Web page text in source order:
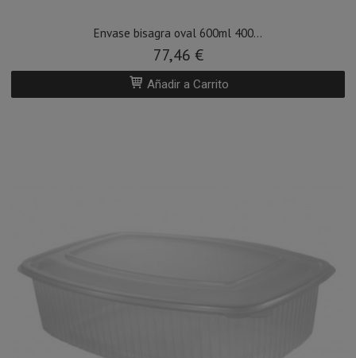
Envase bisagra oval 600ml 400...
77,46 €
Añadir a Carrito